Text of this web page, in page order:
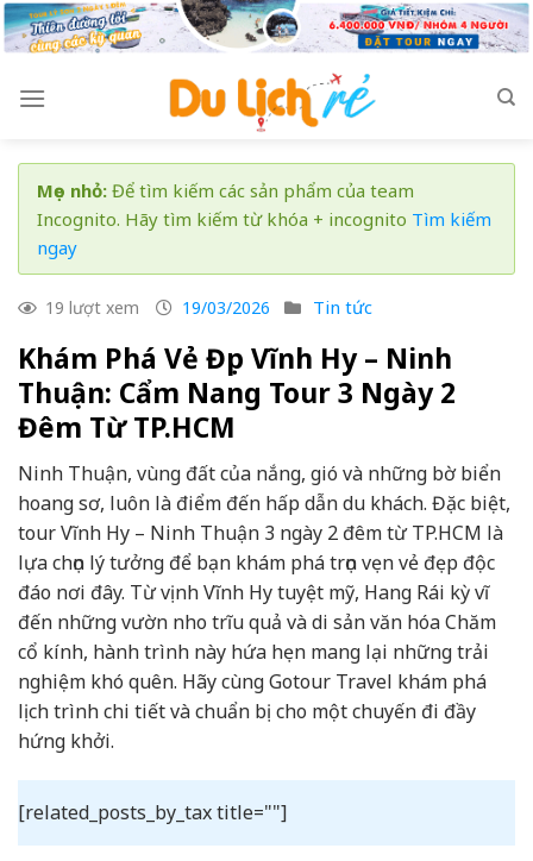
Skip
to
Mẹo nhỏ: Để tìm kiếm các sản phẩm của team
Incognito. Hãy tìm kiếm từ khóa + incognito Tìm kiếm
ngay
19 lượt xem 19/03/2026 Tin tức
Khám Phá Vẻ Đẹp Vĩnh Hy – Ninh
Thuận: Cẩm Nang Tour 3 Ngày 2
Đêm Từ TP.HCM
Ninh Thuận, vùng đất của nắng, gió và những bờ biển
hoang sơ, luôn là điểm đến hấp dẫn du khách. Đặc biệt,
tour Vĩnh Hy – Ninh Thuận 3 ngày 2 đêm từ TP.HCM là
lựa chọn lý tưởng để bạn khám phá trọn vẹn vẻ đẹp độc
đáo nơi đây. Từ vịnh Vĩnh Hy tuyệt mỹ, Hang Rái kỳ vĩ
đến những vườn nho trĩu quả và di sản văn hóa Chăm
cổ kính, hành trình này hứa hẹn mang lại những trải
nghiệm khó quên. Hãy cùng Gotour Travel khám phá
lịch trình chi tiết và chuẩn bị cho một chuyến đi đầy
hứng khởi.
[related_posts_by_tax title=""]